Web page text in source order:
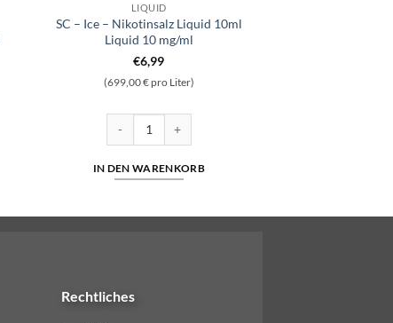
LIQUID
SC – Ice – Nikotinsalz Liquid 10ml
Liquid 10 mg/ml
€6,99
(699,00 € pro Liter)
IN DEN WARENKORB
Rechtliches